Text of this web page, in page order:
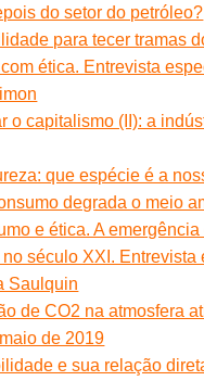
do setor do petróleo?
para tecer tramas
ética. Entrevista
o capitalismo (II): a
que espécie é a
degrada o meio
e ética. A
século XXI. Entrevista
Saulquin
de CO2 na atmosfera
de 2019
e sua relação